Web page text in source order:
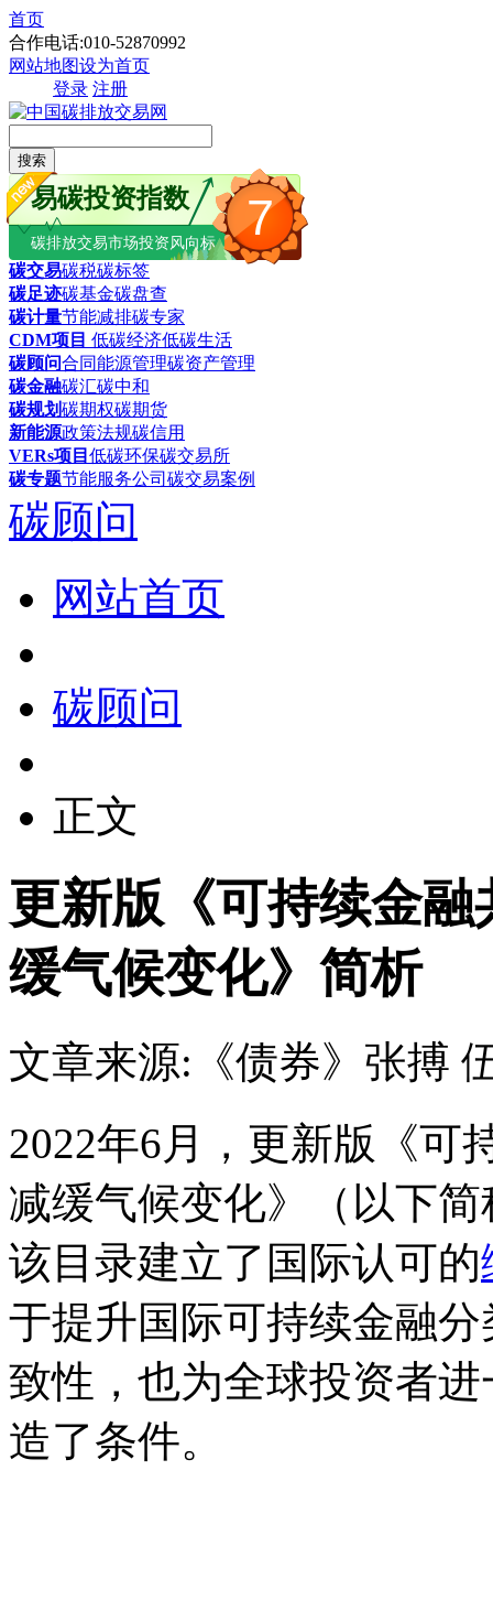
首页
合作电话:010-52870992
网站地图设为首页
登录 注册
搜索
7
易碳投资指数
碳排放交易市场投资风向标
碳交易碳税碳标签
碳足迹碳基金碳盘查
碳计量节能减排碳专家
CDM项目 低碳经济低碳生活
碳顾问合同能源管理碳资产管理
碳金融碳汇碳中和
碳规划碳期权碳期货
新能源政策法规碳信用
VERs项目 低碳环保碳交易所
碳专题节能服务公司 碳交易案例
碳顾问
网站首页
碳顾问
正文
更新版《可持续金
缓气候变化》简析
文章来源:《债券》 张搏
2022年6月，更新版《
减缓气候变化》（以下
该目录建立了国际认可的
于提升国际可持续金融
致性，也为全球投资者
造了条件。